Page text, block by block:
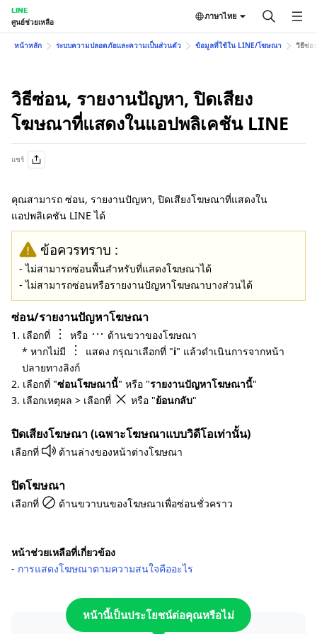
LINE
ศูนย์ช่วยเหลือ
ภาษาไทย
หน้าหลัก ระบบความปลอดภัยและความเป็นส่วนตัว ข้อมูลที่ใช้ใน LINE/โฆษณา วิธีซ่อ
วิธีซ่อน, รายงานปัญหา, ปิดเสียง
โฆษณาที่แสดงในแอปพลิเคชัน LINE
แชร์
คุณสามารถ ซ่อน, รายงานปัญหา, ปิดเสียงโฆษณาที่แสดงใน
แอปพลิเคชัน LINE ได้
ข้อควรทราบ :
- ไม่สามารถซ่อนพื้นสำหรับที่แสดงโฆษณาได้
- ไม่สามารถซ่อนหรือรายงานปัญหาโฆษณาบางส่วนได้
ซ่อน/รายงานปัญหาโฆษณา
1. เลือกที่ หรือ
ด้านขวาของโฆษณา
* หากไม่มี
แสดง กรุณาเลือกที่ "i" แล้วดำเนินการจากหน้า
ปลายทางลิงก์
2. เลือกที่ "ซ่อนโฆษณานี้" หรือ "รายงานปัญหาโฆษณานี้"
3. เลือกเหตุผล > เลือกที่
หรือ "ย้อนกลับ"
ปิดเสียงโฆษณา (เฉพาะโฆษณาแบบวิดีโอเท่านั้น)
เลือกที่ ด้านล่างของหน้าต่างโฆษณา
ปิดโฆษณา
เลือกที่ ด้านขวาบนของโฆษณาเพื่อซ่อนชั่วคราว
หน้าช่วยเหลือที่เกี่ยวข้อง
- การแสดงโฆษณาตามความสนใจคืออะไร
หน้านี้เป็นประโยชน์ต่อคุณหรือไม่